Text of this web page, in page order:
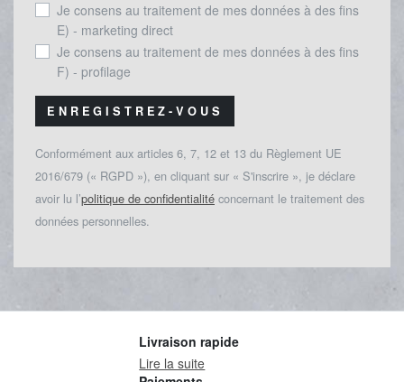
Je consens au traitement de mes données à des fins
E) - marketing direct
Je consens au traitement de mes données à des fins
F) - profilage
ENREGISTREZ-VOUS
Conformément aux articles 6, 7, 12 et 13 du Règlement UE
2016/679 (« RGPD »), en cliquant sur « S'inscrire », je déclare
avoir lu l’politique de confidentialité concernant le traitement des
données personnelles.
Livraison rapide
Lire la suite